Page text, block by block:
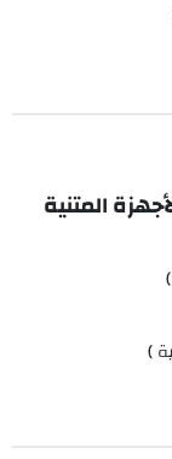
المتنية
)